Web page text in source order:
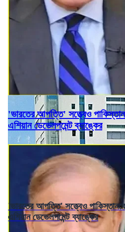
'ভারতের আপত্তি' সত্ত্বেও
এশিয়ান ডেভেলপমেন্ট ব্যাঙ্কের
'ভারতের আপত্তি' সত্ত্বেও
এশিয়ান ডেভেলপমেন্ট ব্যাঙ্কের